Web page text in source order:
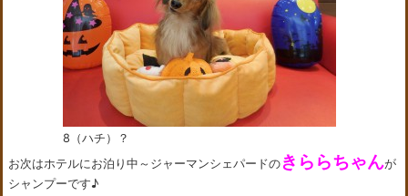
8（ハチ）？
お次はホテルにお泊り中～ジャーマンシェパードの きららちゃんが
シャンプーです♪